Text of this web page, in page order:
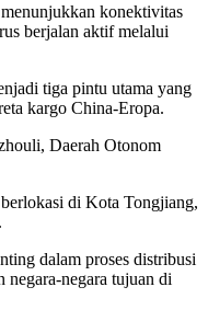
konektivitas
berjalan aktif melalui
tiga pintu utama yang
kargo China-Eropa.
Daerah Otonom
di Kota Tongjiang,
dalam proses distribusi
negara-negara tujuan di